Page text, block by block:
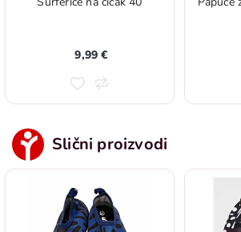
9,99 €
Slični proizvodi